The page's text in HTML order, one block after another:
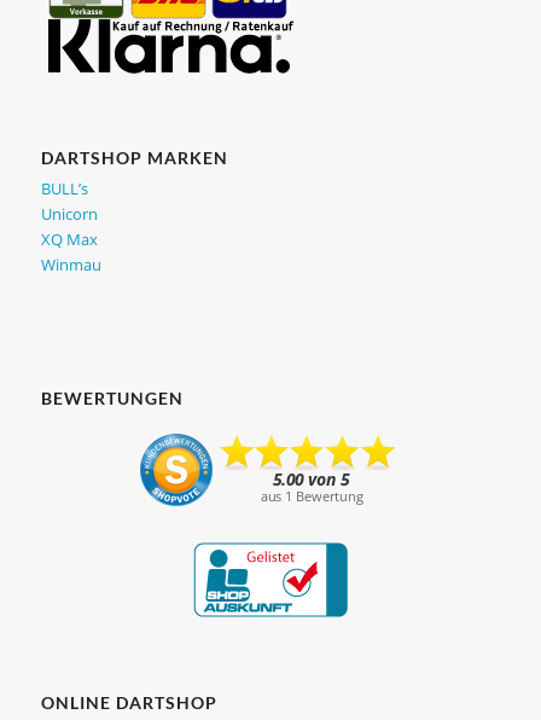
DARTSHOP MARKEN
BULL’s
Unicorn
XQ Max
Winmau
BEWERTUNGEN
ONLINE DARTSHOP